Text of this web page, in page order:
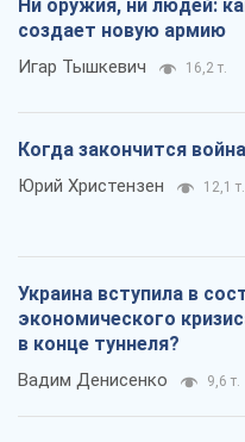
Ни оружия, ни людей:
создает новую армию
Игар Тышкевич 16,2 т.
Когда закончится
Юрий Христензен 12,1 т.
Украина вступила в
экономического
в конце туннеля?
Вадим Денисенко 9,6 т.